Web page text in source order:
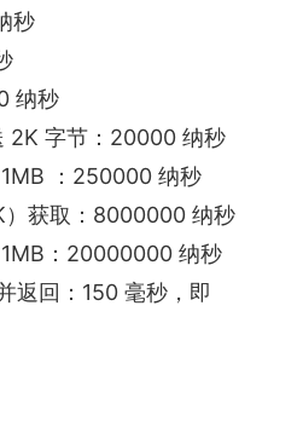
秒
纳秒
2K 字节：20000 纳秒
：250000 纳秒
）获取：8000000 纳秒
：20000000 纳秒
返回：150 毫秒，即